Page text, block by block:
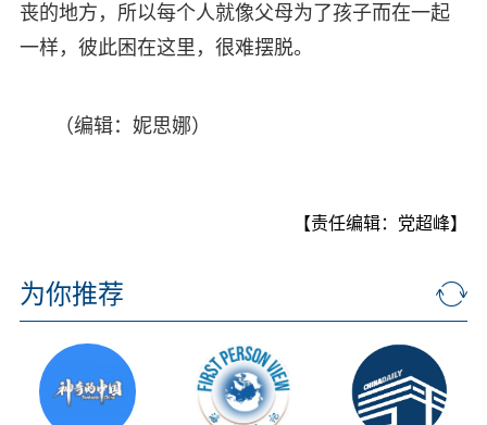
丧的地方，所以每个人就像父母为了孩子而在一起
一样，彼此困在这里，很难摆脱。
（编辑：妮思娜）
【责任编辑：党超峰】
为你推荐